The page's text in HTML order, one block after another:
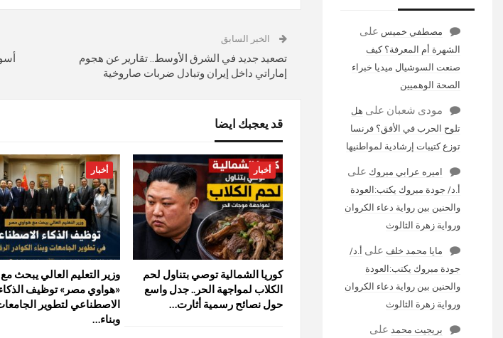
الخبر السابق
تصعيد جديد في الشرق الأوسط.. تقارير عن هجوم
إماراتي داخل إيران وتبادل ضربات صاروخية
قد يعجبك ايضا
أخبار
كوريا الشمالية توصي بتناول لحم
الكلاب لمواجهة الحر.. جدل واسع
حول نصائح رسمية أثارت…
أخبار
وزير التعليم العالي يبحث مع
«هواوي مصر» توظيف
الاصطناعي لتطوير
وبناء…
مصطفي خميس على
الشهرة أم المعرفة؟ كيف
صنعت السوشيال ميديا خبراء
الصحة الوهميين
مودى شعبان على هل
تلوح الحرب في الأفق؟ فرنسا
توزع كتيبات إرشادية لمواطنيها
اميره عرابي مبروك على
أ.د/ جودة مبروك يكتب:العودة
والحنين بين رواية دعاء الكروان
ورواية زهرة الثالوث
مايا محمد خلف على أ.د/
جودة مبروك يكتب:العودة
والحنين بين رواية دعاء الكروان
ورواية زهرة الثالوث
بريجيت محمدعلى